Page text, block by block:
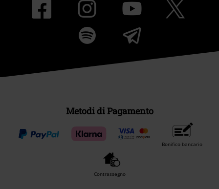
Metodi di Pagamento
Bonifico bancario
Contrassegno